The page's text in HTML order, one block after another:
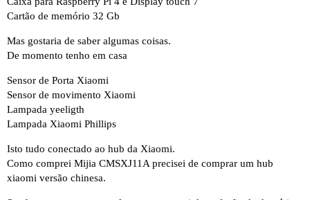
Cartão de memório 32 Gb
Mas gostaria de saber algumas coisas.
De momento tenho em casa
Sensor de Porta Xiaomi
Sensor de movimento Xiaomi
Lampada yeeligth
Lampada Xiaomi Phillips
Isto tudo conectado ao hub da Xiaomi.
Como comprei Mijia CMSXJ11A precisei de comprar um hub
xiaomi versão chinesa.